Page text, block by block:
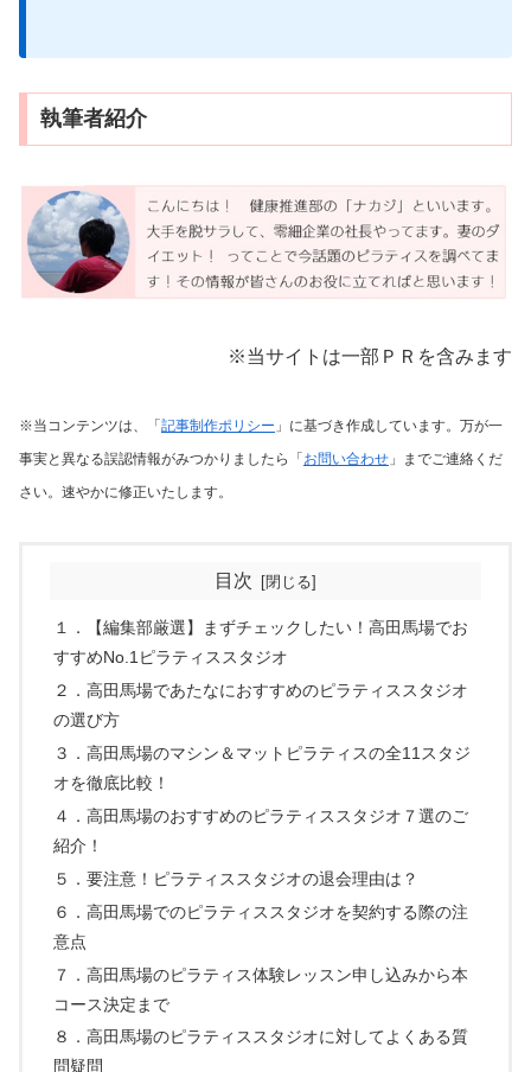
執筆者紹介
※当サイトは一部ＰＲを含みます
※当コンテンツは、「 記事制作ポリシー 」に基づき作成しています。万が一
事実と異なる誤認情報がみつかりましたら「 お問い合わせ 」までご連絡くだ
さい。速やかに修正いたします。
目次
１．【編集部厳選】まずチェックしたい！高田馬場でお
すすめNo.1ピラティススタジオ
２．高田馬場であたなにおすすめのピラティススタジオ
の選び方
３．高田馬場のマシン＆マットピラティスの全11スタジ
オを徹底比較！
４．高田馬場のおすすめのピラティススタジオ７選のご
紹介！
５．要注意！ピラティススタジオの退会理由は？
６．高田馬場でのピラティススタジオを契約する際の注
意点
７．高田馬場のピラティス体験レッスン申し込みから本
コース決定まで
８．高田馬場のピラティススタジオに対してよくある質
問疑問